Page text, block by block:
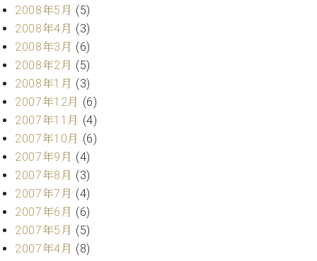
2008年5月 (5)
2008年4月 (3)
2008年3月 (6)
2008年2月 (5)
2008年1月 (3)
2007年12月 (6)
2007年11月 (4)
2007年10月 (6)
2007年9月 (4)
2007年8月 (3)
2007年7月 (4)
2007年6月 (6)
2007年5月 (5)
2007年4月 (8)